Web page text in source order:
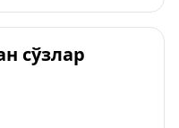
сўзлар